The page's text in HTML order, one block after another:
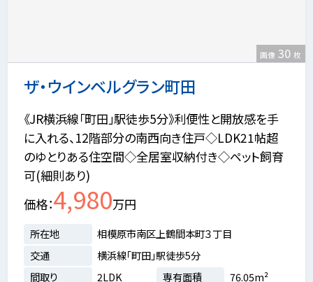
ザ・ウインベルグラン町田
画像 30 枚
《JR横浜線「町田」駅徒歩5分》利便性と開放感を手
に入れる、12階部分の南西向き住戸◇LDK21帖超
のゆとりある住空間◇全居室収納付き◇ペット飼育
可(細則あり)
価格 4,980万円
所在地
相模原市南区上鶴間本町３丁目
交通
横浜線「町田」駅徒歩5分
間取り
2LDK 専有面積
76.05m²